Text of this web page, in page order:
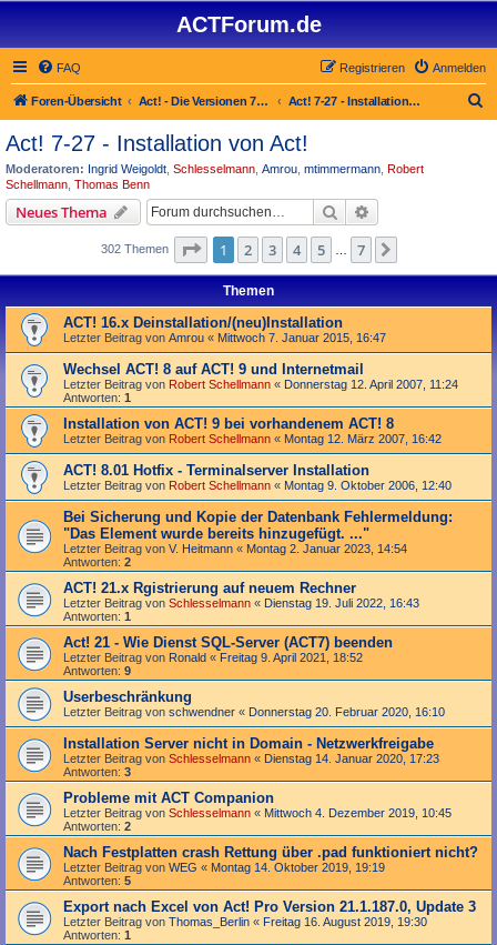
ACTForum.de
FAQ Anmelden
Registrieren
Foren-Übersicht Act! - Die Versionen 7.x bis 27.x Act! 7-27 - Installation von Act!
Act! 7-27 - Installation von Act!
Moderatoren: Ingrid Weigoldt Schlesselmann Amrou mtimmermann Robert
Schellmann Thomas Benn
Neues Thema Suche
302 Themen Seite 1von
1 2 3 4 5 7
Themen
ACT! 16.x Deinstallation/(neu)Installation
Letzter Beitrag von Amrou « Mittwoch 7. Januar 2015, 16:47
Wechsel ACT! 8 auf ACT! 9 und Internetmail
Letzter Beitrag von Robert Schellmann « Donnerstag 12. April 2007, 11:24
Antworten: 1
Installation von ACT! 9 bei vorhandenem ACT! 8
Letzter Beitrag von Robert Schellmann « Montag 12. März 2007, 16:42
ACT! 8.01 Hotfix - Terminalserver Installation
Letzter Beitrag von Robert Schellmann « Montag 9. Oktober 2006, 12:40
Bei Sicherung und Kopie der Datenbank Fehlermeldung:
"Das Element wurde bereits hinzugefügt. ..."
Letzter Beitrag von V. Heitmann « Montag 2. Januar 2023, 14:54
Antworten: 2
ACT! 21.x Rgistrierung auf neuem Rechner
Letzter Beitrag von Schlesselmann « Dienstag 19. Juli 2022, 16:43
Antworten: 1
Act! 21 - Wie Dienst SQL-Server (ACT7) beenden
Letzter Beitrag von Ronald « Freitag 9. April 2021, 18:52
Antworten: 9
Userbeschränkung
Letzter Beitrag von schwendner « Donnerstag 20. Februar 2020, 16:10
Installation Server nicht in Domain - Netzwerkfreigabe
Letzter Beitrag von Schlesselmann « Dienstag 14. Januar 2020, 17:23
Antworten: 3
Probleme mit ACT Companion
Letzter Beitrag von Schlesselmann « Mittwoch 4. Dezember 2019, 10:45
Antworten: 2
Nach Festplatten crash Rettung über .pad funktioniert nicht?
Letzter Beitrag von WEG « Montag 14. Oktober 2019, 19:19
Antworten: 5
Export nach Excel von Act! Pro Version 21.1.187.0, Update 3
Letzter Beitrag von Thomas_Berlin « Freitag 16. August 2019, 19:30
Antworten: 1